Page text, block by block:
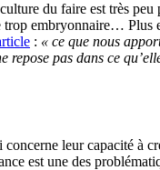
du faire est très peu
trop embryonnaire… Plus
: « ce que nous
pas dans ce
leur capacité à
est une des